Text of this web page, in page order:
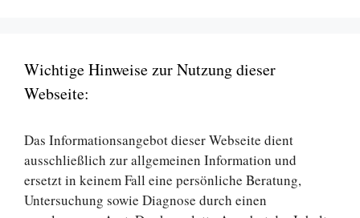
Wichtige Hinweise zur Nutzung dieser
Webseite:
Das Informationsangebot dieser Webseite dient
ausschließlich zur allgemeinen Information und
ersetzt in keinem Fall eine persönliche Beratung,
Untersuchung sowie Diagnose durch einen